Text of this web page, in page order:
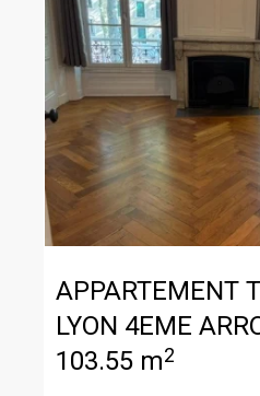
APPARTEMENT
LYON 4EME
103.55 m2